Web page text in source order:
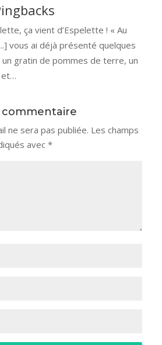
ça vient d’Espelette ! « Au
vous ai déjà présenté quelques
gratin de pommes de terre, un
et…
ne sera pas publiée. Les champs
avec *